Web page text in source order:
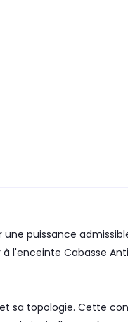
puissance
l'enceinte Cabasse
sa topologie. Cette